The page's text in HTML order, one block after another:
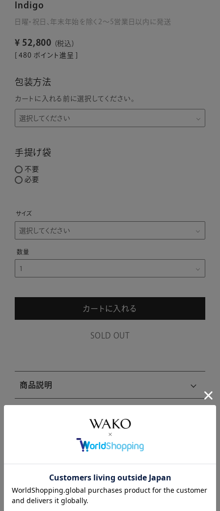
Indigo
日曜・祝日、年末年始を除く2～5営業日以内に発送
¥ 52,800
税込
480 ポイント進呈 ]
包装方法
カートに入れる前に選択してください。
手提げ袋
不要
必要
サイズ
カートに入れる
SOLD OUT
商品説明
注意事項・キャンセル・返品